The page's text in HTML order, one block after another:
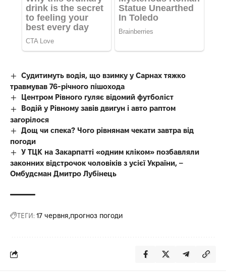
Судитимуть водія, що взимку у Сарнах тяжко
травмував 76-річного пішохода
Центром Рівного гуляє відомий футболіст
Водій у Рівному завів двигун і авто раптом
загорілося
Дощ чи спека? Чого рівнянам чекати завтра від
погоди
У ТЦК на Закарпатті «одним кліком» позбавляли
законних відстрочок чоловіків з усієї України, –
Омбудсман Дмитро Лубінець
ТЕГИ: 17 червня прогноз погоди